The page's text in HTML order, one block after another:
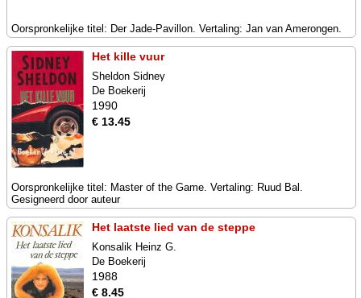
Oorspronkelijke titel: Der Jade-Pavillon. Vertaling: Jan van Amerongen.
Het kille vuur
Sheldon Sidney
De Boekerij
1990
€ 13.45
Oorspronkelijke titel: Master of the Game. Vertaling: Ruud Bal.
Gesigneerd door auteur
Het laatste lied van de steppe
Konsalik Heinz G.
De Boekerij
1988
€ 8.45